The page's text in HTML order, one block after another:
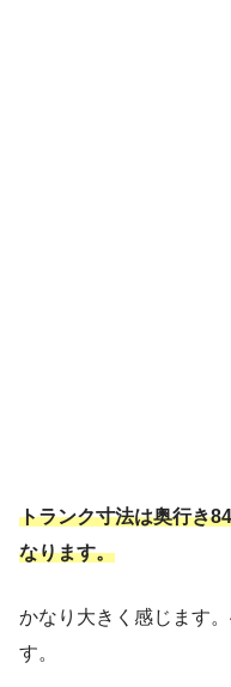
トランク寸法は奥行き
なります。
かなり大きく感じます
す。